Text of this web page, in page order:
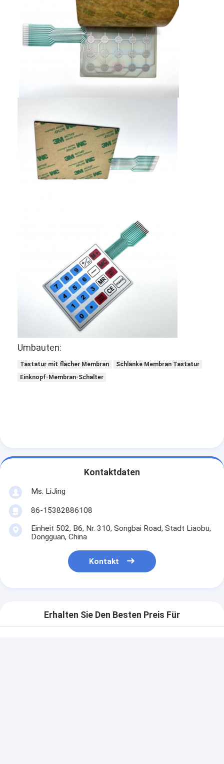
Umbauten:
Tastatur mit flacher Membran
Schlanke Membran Tastatur
Einknopf-Membran-Schalter
Kontaktdaten
Ms. LiJing
86-15382886108
Einheit 502, B6, Nr. 310, Songbai Road, Stadt Liaobu,
Dongguan, China
Kontakt
Erhalten Sie Den Besten Preis Für